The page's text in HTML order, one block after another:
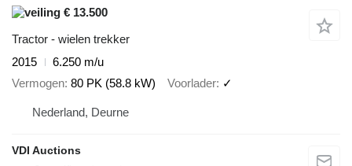
€ 13.500
Tractor - wielen trekker
2015
6.250 m/u
Vermogen 80 PK (58.8 kW) Voorlader ✓
Nederland, Deurne
VDI Auctions